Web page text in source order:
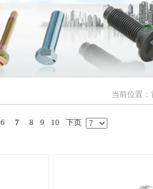
当前位置：
6 7 8 9 10 下页